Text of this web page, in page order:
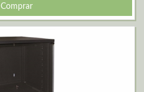
Comprar